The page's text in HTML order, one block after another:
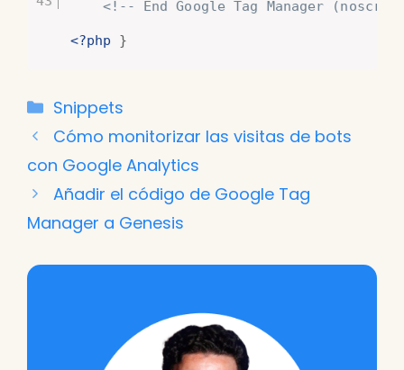
<!-- End Google Tag Manager
<?php }
Categorías
Snippets
Cómo monitorizar las visitas de bots
con Google Analytics
Añadir el código de Google Tag
Manager a Genesis